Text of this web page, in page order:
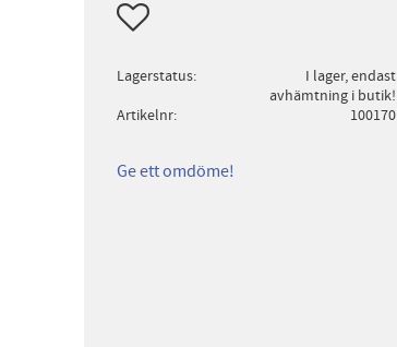
Lägg till i favoriter
Lagerstatus
I lager, endast
avhämtning i butik!
Artikelnr
100170
Ge ett omdöme!